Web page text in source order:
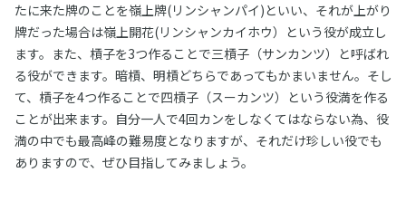
たに来た牌のことを嶺上牌(リンシャンパイ)といい、それが上がり
牌だった場合は嶺上開花(リンシャンカイホウ）という役が成立し
ます。また、槓子を3つ作ることで三槓子（サンカンツ）と呼ばれ
る役ができます。暗槓、明槓どちらであってもかまいません。そし
て、槓子を4つ作ることで四槓子（スーカンツ）という役満を作る
ことが出来ます。自分一人で4回カンをしなくてはならない為、役
満の中でも最高峰の難易度となりますが、それだけ珍しい役でも
ありますので、ぜひ目指してみましょう。